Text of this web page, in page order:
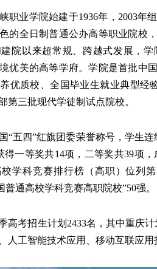
职业学院始建于1936年，2003年
的全日制普通公办高等职业院校
院以来超常规、跨越式发展，
优美的高等学府。学院是首批中
优质校、全国毕业生就业典型经
第三批现代学徒制试点院校。
“五四”红旗团委荣誉称号，学生
得一等奖共14项，二等奖共39项
校学科竞赛排行榜（高职）位列
普通高校学科竞赛高职院校”50强。
高考招生计划2433名，其中重庆
人工智能技术应用、移动互联应用